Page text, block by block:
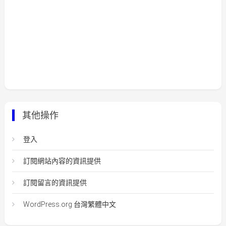
其他操作
登入
訂閱網站內容的資訊提供
訂閱留言的資訊提供
WordPress.org 台灣繁體中文